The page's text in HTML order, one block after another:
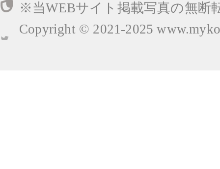
※当WEBサイト掲載写真の無断
Copyright © 2021-2025